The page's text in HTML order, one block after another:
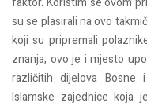
su se plasirali na ovo
koji su pripremali
znanja, ovo je i mjesto
različitih dijelova Bosne
Islamske zajednice koja